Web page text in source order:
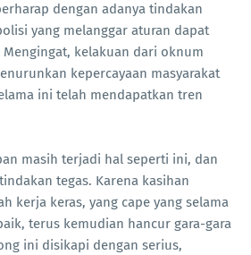
dengan adanya tindakan
yang melanggar aturan dapat
kelakuan dari oknum
kepercayaan masyarakat
ini telah mendapatkan tren
masih terjadi hal seperti ini, dan
tegas. Karena kasihan
kerja keras, yang cape yang selama
terus kemudian hancur gara-gara
ini disikapi dengan serius,